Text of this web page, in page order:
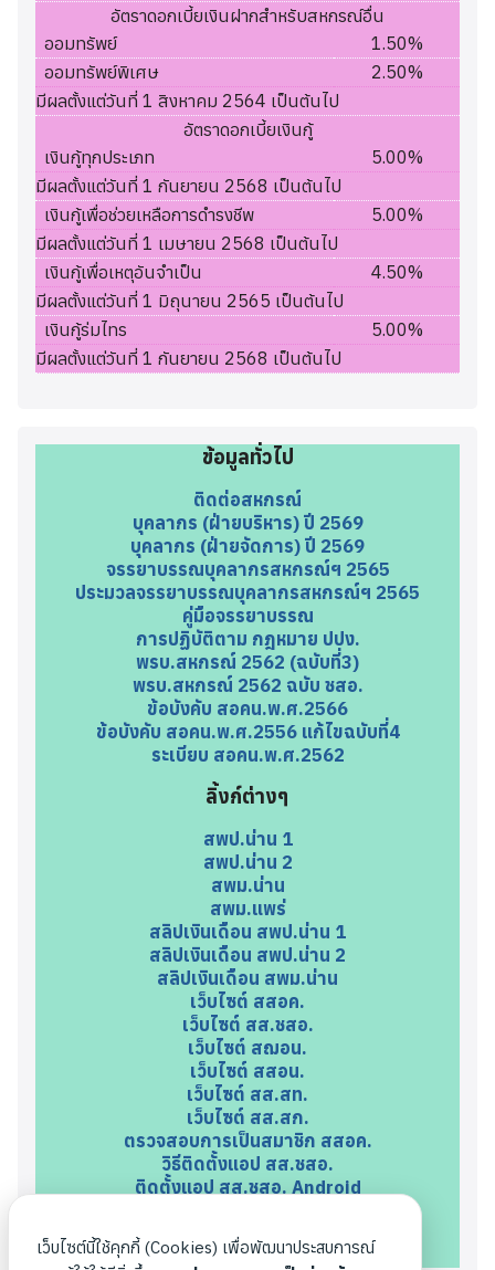
อัตราดอกเบี้ยเงินฝากสำหรับสหกรณ์อื่น
ออมทรัพย์
1.50%
ออมทรัพย์พิเศษ
2.50%
มีผลตั้งแต่วันที่ 1 สิงหาคม 2564 เป็นต้นไป
อัตราดอกเบี้ยเงินกู้
เงินกู้ทุกประเภท
5.00%
มีผลตั้งแต่วันที่ 1 กันยายน 2568 เป็นต้นไป
เงินกู้เพื่อช่วยเหลือการดำรงชีพ
5.00%
มีผลตั้งแต่วันที่ 1 เมษายน 2568 เป็นต้นไป
เงินกู้เพื่อเหตุอันจำเป็น
4.50%
มีผลตั้งแต่วันที่ 1 มิถุนายน 2565 เป็นต้นไป
เงินกู้ร่มไทร
5.00%
มีผลตั้งแต่วันที่ 1 กันยายน 2568 เป็นต้นไป
ข้อมูลทั่วไป
ติดต่อสหกรณ์
บุคลากร (ฝ่ายบริหาร) ปี 2569
บุคลากร (ฝ่ายจัดการ) ปี 2569
จรรยาบรรณบุคลากรสหกรณ์ฯ 2565
ประมวลจรรยาบรรณบุคลากรสหกรณ์ฯ 2565
คู่มือจรรยาบรรณ
การปฏิบัติตาม กฎหมาย ปปง.
พรบ.สหกรณ์ 2562 (ฉบับที่3)
พรบ.สหกรณ์ 2562 ฉบับ ชสอ.
ข้อบังคับ สอคน.พ.ศ.2566
ข้อบังคับ สอคน.พ.ศ.2556 แก้ไขฉบับที่4
ระเบียบ สอคน.พ.ศ.2562
ลิ้งก์ต่างๆ
สพป.น่าน 1
สพป.น่าน 2
สพม.น่าน
สพม.แพร่
สลิปเงินเดือน สพป.น่าน 1
สลิปเงินเดือน สพป.น่าน 2
สลิปเงินเดือน สพม.น่าน
เว็บไซต์ สสอค.
เว็บไซต์ สส.ชสอ.
เว็บไซต์ สฌอน.
เว็บไซต์ สสอน.
เว็บไซต์ สส.สท.
เว็บไซต์ สส.สก.
ตรวจสอบการเป็นสมาชิก สสอค.
วิธีติดตั้งแอป สส.ชสอ.
ติดตั้งแอป สส.ชสอ. Android
ตรวจสอบการเป็นสมาชิก สฌอน.
ตรวจสอบการเป็นสมาชิก สสอน.
เว็บไซต์นี้ใช้คุกกี้ (Cookies) เพื่อพัฒนาประสบการณ์